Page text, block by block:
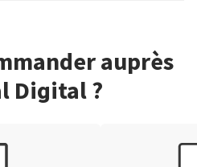
auprès
Digital ?